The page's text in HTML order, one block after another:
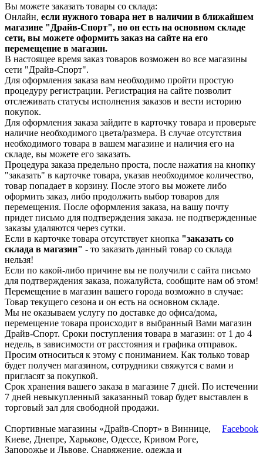
Вы можете заказать товары со склада:
Онлайн, если нужного товара нет в наличии в ближайшем
магазине "Драйв-Спорт", но он есть на основном складе
сети, вы можете оформить заказ на сайте на его
перемещение в магазин.
В настоящее время заказ товаров возможен во все магазины
сети "Драйв-Спорт".
Для оформления заказа вам необходимо пройти простую
процедуру регистрации. Регистрация на сайте позволит
отслеживать статусы исполнения заказов и вести историю
покупок.
Для оформления заказа зайдите в карточку товара и проверьте
наличие необходимого цвета/размера. В случае отсутствия
необходимого товара в вашем магазине и наличия его на
складе, вы можете его заказать.
Процедура заказа предельно проста, после нажатия на кнопку
"заказать" в карточке товара, указав необходимое количество,
товар попадает в корзину. После этого вы можете либо
оформить заказ, либо продолжить выбор товаров для
перемещения. После оформления заказа, на вашу почту
придет письмо для подтверждения заказа. не подтвержденные
заказы удаляются через сутки.
Если в карточке товара отсутствует кнопка "заказать со
склада в магазин" - то заказать данный товар со склада
нельзя!
Если по какой-либо причине вы не получили с сайта письмо
для подтверждения заказа, пожалуйста, сообщите нам об этом!
Перемещение в магазин вашего города возможно в случае:
Товар текущего сезона и он есть на основном складе.
Мы не оказываем услугу по доставке до офиса/дома,
перемещение товара происходит в выбранный Вами магазин
Драйв-Спорт. Сроки поступления товара в магазин: от 1 до 4
недель, в зависимости от расстояния и графика отправок.
Просим относиться к этому с пониманием. Как только товар
будет получен магазином, сотрудники свяжутся с вами и
пригласят за покупкой.
Срок хранения вашего заказа в магазине 7 дней. По истечении
7 дней невыкупленный заказанный товар будет выставлен в
торговый зал для свободной продажи.
Спортивные магазины «Драйв-Спорт» в Виннице,
Киеве, Днепре, Харькове, Одессе, Кривом Роге,
Запорожье и Львове. Снаряжение, одежда и
Facebook